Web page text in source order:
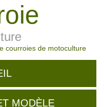
courroies de motoculture
MODÈLE